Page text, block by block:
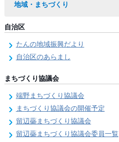
地域・まちづくり
自治区
たんの地域振興だより
自治区のあらまし
まちづくり協議会
端野まちづくり協議会
まちづくり協議会の開催予定
留辺蘂まちづくり協議会
留辺蘂まちづくり協議会委員一覧